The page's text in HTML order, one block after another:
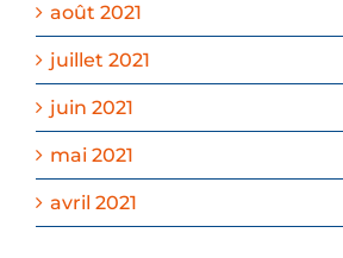
août 2021
juillet 2021
juin 2021
mai 2021
avril 2021